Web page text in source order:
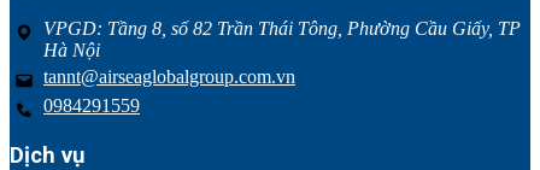
VPGD: Tầng 8, số 82 Trần Thái Tông, Phường Cầu Giấy, TP
Hà Nội
tannt@airseaglobalgroup.com.vn
0984291559
Dịch vụ